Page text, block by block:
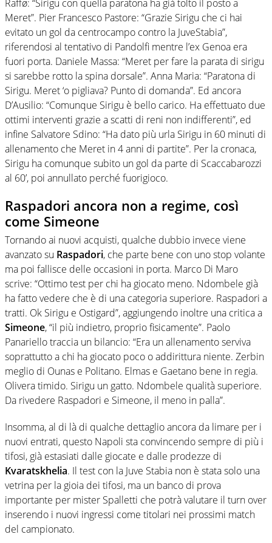
Raffø: “Sirigu con quella paratona ha già tolto il posto a
Meret”. Pier Francesco Pastore: “Grazie Sirigu che ci hai
evitato un gol da centrocampo contro la JuveStabia”,
riferendosi al tentativo di Pandolfi mentre l’ex Genoa era
fuori porta. Daniele Massa: “Meret per fare la parata di sirigu
si sarebbe rotto la spina dorsale”. Anna Maria: “Paratona di
Sirigu. Meret ‘o pigliava? Punto di domanda”. Ed ancora
D’Ausilio: “Comunque Sirigu è bello carico. Ha effettuato due
ottimi interventi grazie a scatti di reni non indifferenti”, ed
infine Salvatore Sdino: “Ha dato più urla Sirigu in 60 minuti di
allenamento che Meret in 4 anni di partite”. Per la cronaca,
Sirigu ha comunque subito un gol da parte di Scaccabarozzi
al 60’, poi annullato perché fuorigioco.
Raspadori ancora non a regime, così
come Simeone
Tornando ai nuovi acquisti, qualche dubbio invece viene
avanzato su Raspadori, che parte bene con uno stop volante
ma poi fallisce delle occasioni in porta. Marco Di Maro
scrive: “Ottimo test per chi ha giocato meno. Ndombele già
ha fatto vedere che è di una categoria superiore. Raspadori a
tratti. Ok Sirigu e Ostigard”, aggiungendo inoltre una critica a
Simeone, “il più indietro, proprio fisicamente”. Paolo
Panariello traccia un bilancio: “Era un allenamento serviva
soprattutto a chi ha giocato poco o addirittura niente. Zerbin
meglio di Ounas e Politano. Elmas e Gaetano bene in regia.
Olivera timido. Sirigu un gatto. Ndombele qualità superiore.
Da rivedere Raspadori e Simeone, il meno in palla”.
Insomma, al di là di qualche dettaglio ancora da limare per i
nuovi entrati, questo Napoli sta convincendo sempre di più i
tifosi, già estasiati dalle giocate e dalle prodezze di
Kvaratskhelia. Il test con la Juve Stabia non è stata solo una
vetrina per la gioia dei tifosi, ma un banco di prova
importante per mister Spalletti che potrà valutare il turn over
inserendo i nuovi ingressi come titolari nei prossimi match
del campionato.